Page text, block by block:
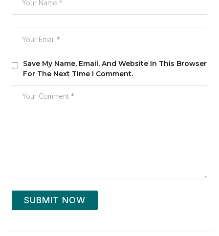
Save My Name, Email, And Website In This Browser
For The Next Time I Comment.
SUBMIT NOW